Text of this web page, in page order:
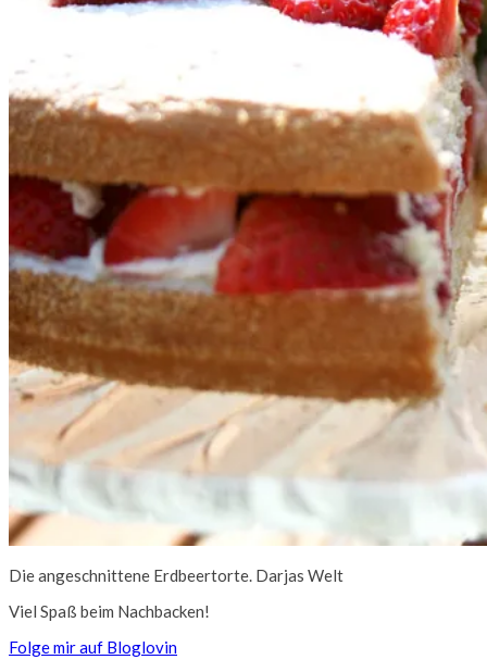
Die angeschnittene Erdbeertorte. Darjas Welt
Viel Spaß beim Nachbacken!
Folge mir auf Bloglovin